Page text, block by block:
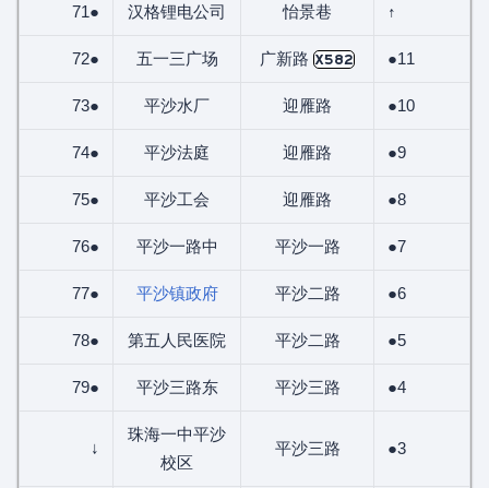
71● 汉格锂电公司 怡景巷 ↑
72● 五一三广场 广新路 X582 ●11
73● 平沙水厂 迎雁路 ●10
74● 平沙法庭 迎雁路 ●9
75● 平沙工会 迎雁路 ●8
76● 平沙一路中 平沙一路 ●7
77● 平沙镇政府 平沙二路 ●6
78● 第五人民医院 平沙二路 ●5
79● 平沙三路东 平沙三路 ●4
↓
珠海一中平沙
校区
平沙三路 ●3